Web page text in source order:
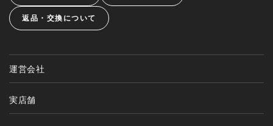
返品・交換について
運営会社
実店舗